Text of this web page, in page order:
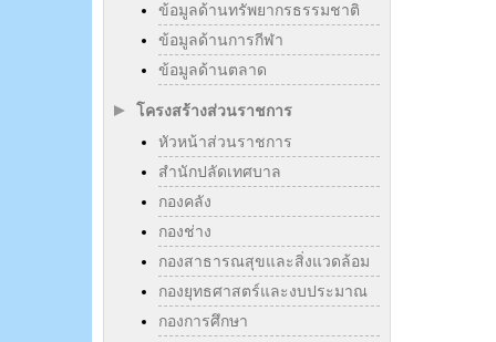
ข้อมูลด้านทรัพยากรธรรมชาติ
ข้อมูลด้านการกีฬา
ข้อมูลด้านตลาด
โครงสร้างส่วนราชการ
หัวหน้าส่วนราชการ
สำนักปลัดเทศบาล
กองคลัง
กองช่าง
กองสาธารณสุขและสิ่งแวดล้อม
กองยุทธศาสตร์และงบประมาณ
กองการศึกษา